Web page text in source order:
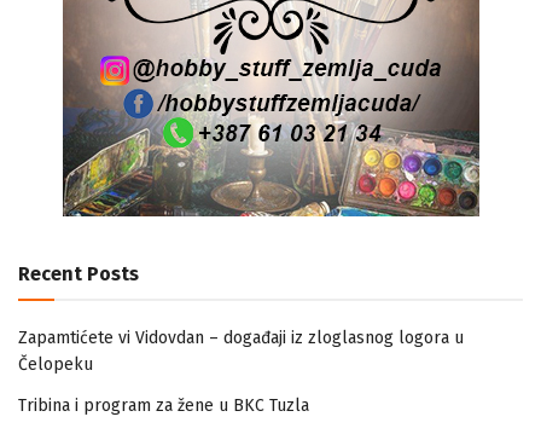
Recent Posts
Zapamtićete vi Vidovdan – događaji iz zloglasnog logora u
Čelopeku
Tribina i program za žene u BKC Tuzla